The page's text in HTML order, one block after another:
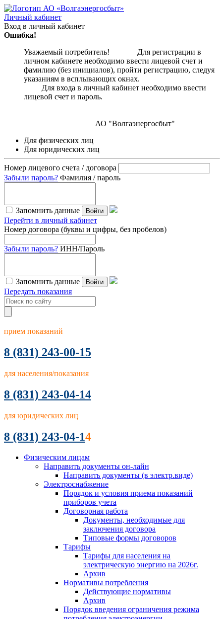
Личный кабинет
Вход в личный кабинет
Ошибка!
Уважаемый потребитель! Для регистрации в
личном кабинете необходимо ввести лицевой счет и
фамилию (без инициалов), пройти регистрацию, следуя
указаниям в всплывающих окнах.
Для входа в личный кабинет необходимо ввести
лицевой счет и пароль.
АО "Волгаэнергосбыт"
Для физических лиц
Для юридических лиц
Номер лицевого счета / договора
Забыли пароль? Фамилия / пароль
Запомнить данные Войти
Перейти в личный кабинет
Номер договора (буквы и цифры, без пробелов)
Забыли пароль? ИНН/Пароль
Запомнить данные Войти
Передать показания
прием показаний
8 (831) 243-00-15
для населения/показания
8 (831) 243-04-14
для юридических лиц
8 (831) 243-04-14
Физическим лицам
Направить документы он-лайн
Направить документы (в электр.виде)
Электроснабжение
Порядок и условия приема показаний
приборов учета
Договорная работа
Документы, необходимые для
заключения договора
Типовые формы договоров
Тарифы
Тарифы для населения на
электрическую энергию на 2026г.
Архив
Нормативы потребления
Действующие нормативы
Архив
Порядок введения ограничения режима